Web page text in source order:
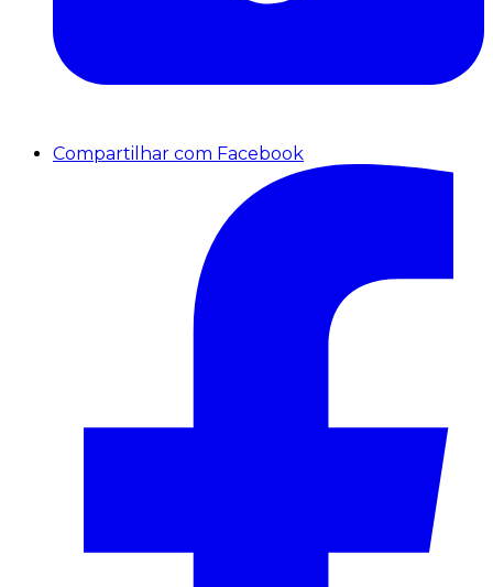
Compartilhar com Facebook